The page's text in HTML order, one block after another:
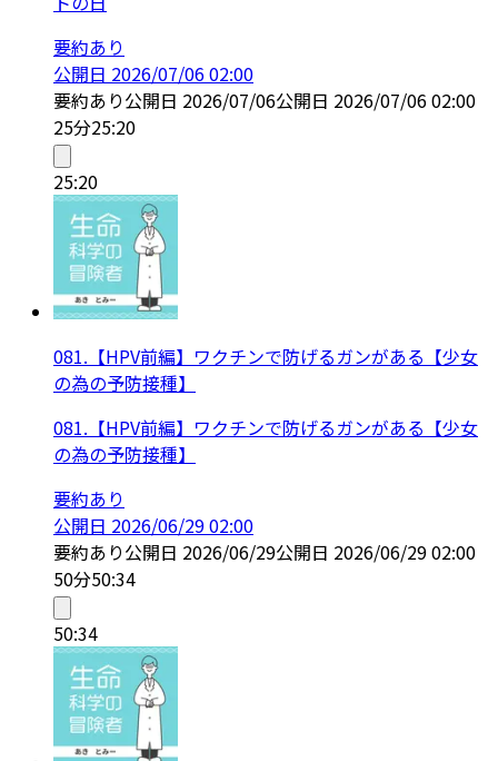
要約あり
公開日 2026/07/06 02:00
要約あり公開日 2026/07/06公開日 2026/07/06 02:00
25分25:20
25:20
081.【HPV前編】ワクチンで防げるガンがある【少女
の為の予防接種】
081.【HPV前編】ワクチンで防げるガンがある【少女
の為の予防接種】
要約あり
公開日 2026/06/29 02:00
要約あり公開日 2026/06/29公開日 2026/06/29 02:00
50分50:34
50:34